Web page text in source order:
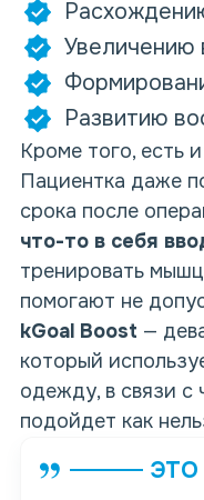
Увеличению
Развитию
Кроме того, есть
Пациентка даже
срока после
что-то в себя
тренировать
помогают не
kGoal Boost —
который
одежду, в связи
подойдет как
ЭТО